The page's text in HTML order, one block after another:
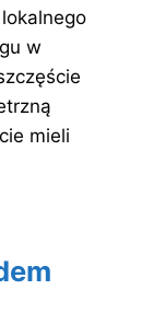
w
mieli